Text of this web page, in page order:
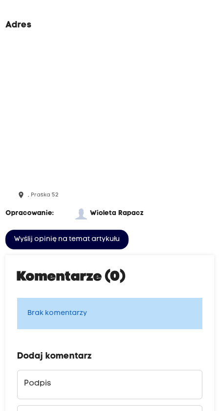
Adres
place , Praska 52
Opracowanie: Wioleta Rapacz
Wyślij opinię na temat artykułu
Komentarze (0)
Brak komentarzy
Dodaj komentarz
Podpis